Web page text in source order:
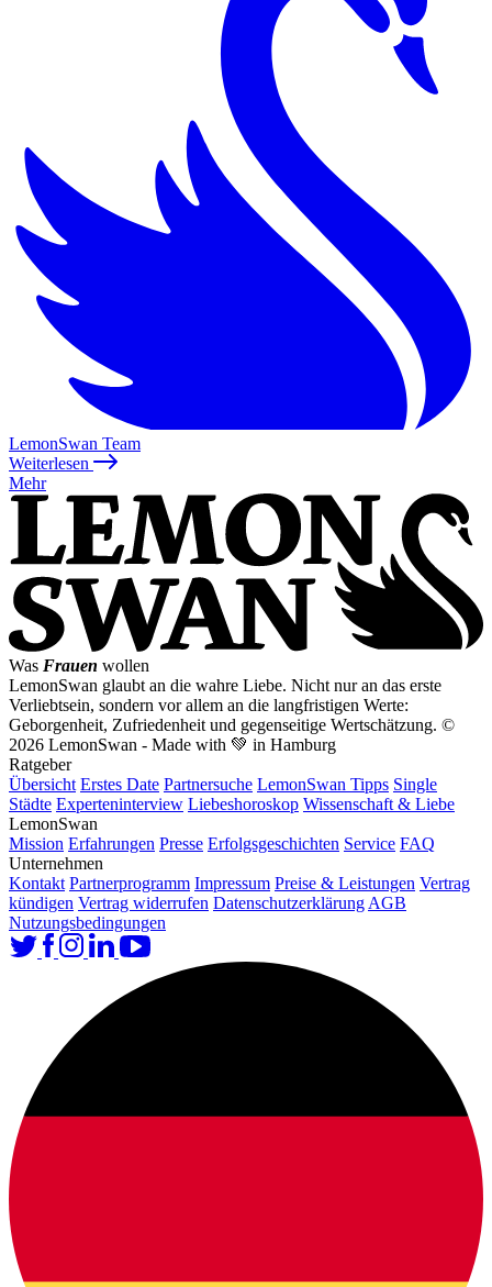
LemonSwan Team
Weiterlesen
Mehr
Was Frauen wollen
LemonSwan glaubt an die wahre Liebe. Nicht nur an das erste
Verliebtsein, sondern vor allem an die langfristigen Werte:
Geborgenheit, Zufriedenheit und gegenseitige Wertschätzung. ©
2026 LemonSwan - Made with 💚 in Hamburg
Ratgeber
Übersicht Erstes Date Partnersuche LemonSwan Tipps Single
Städte Experteninterview Liebeshoroskop Wissenschaft & Liebe
LemonSwan
Mission Erfahrungen Presse Erfolgsgeschichten Service FAQ
Unternehmen
Kontakt Partnerprogramm Impressum Preise & Leistungen Vertrag
kündigen Vertrag widerrufen Datenschutzerklärung AGB
Nutzungsbedingungen